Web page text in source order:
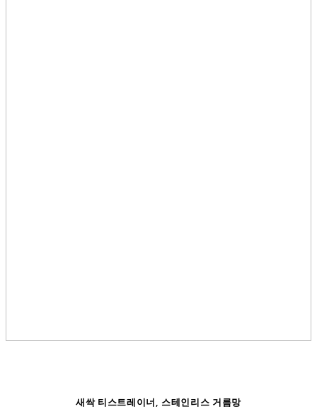
새싹 티스트레이너, 스테인리스 거름망